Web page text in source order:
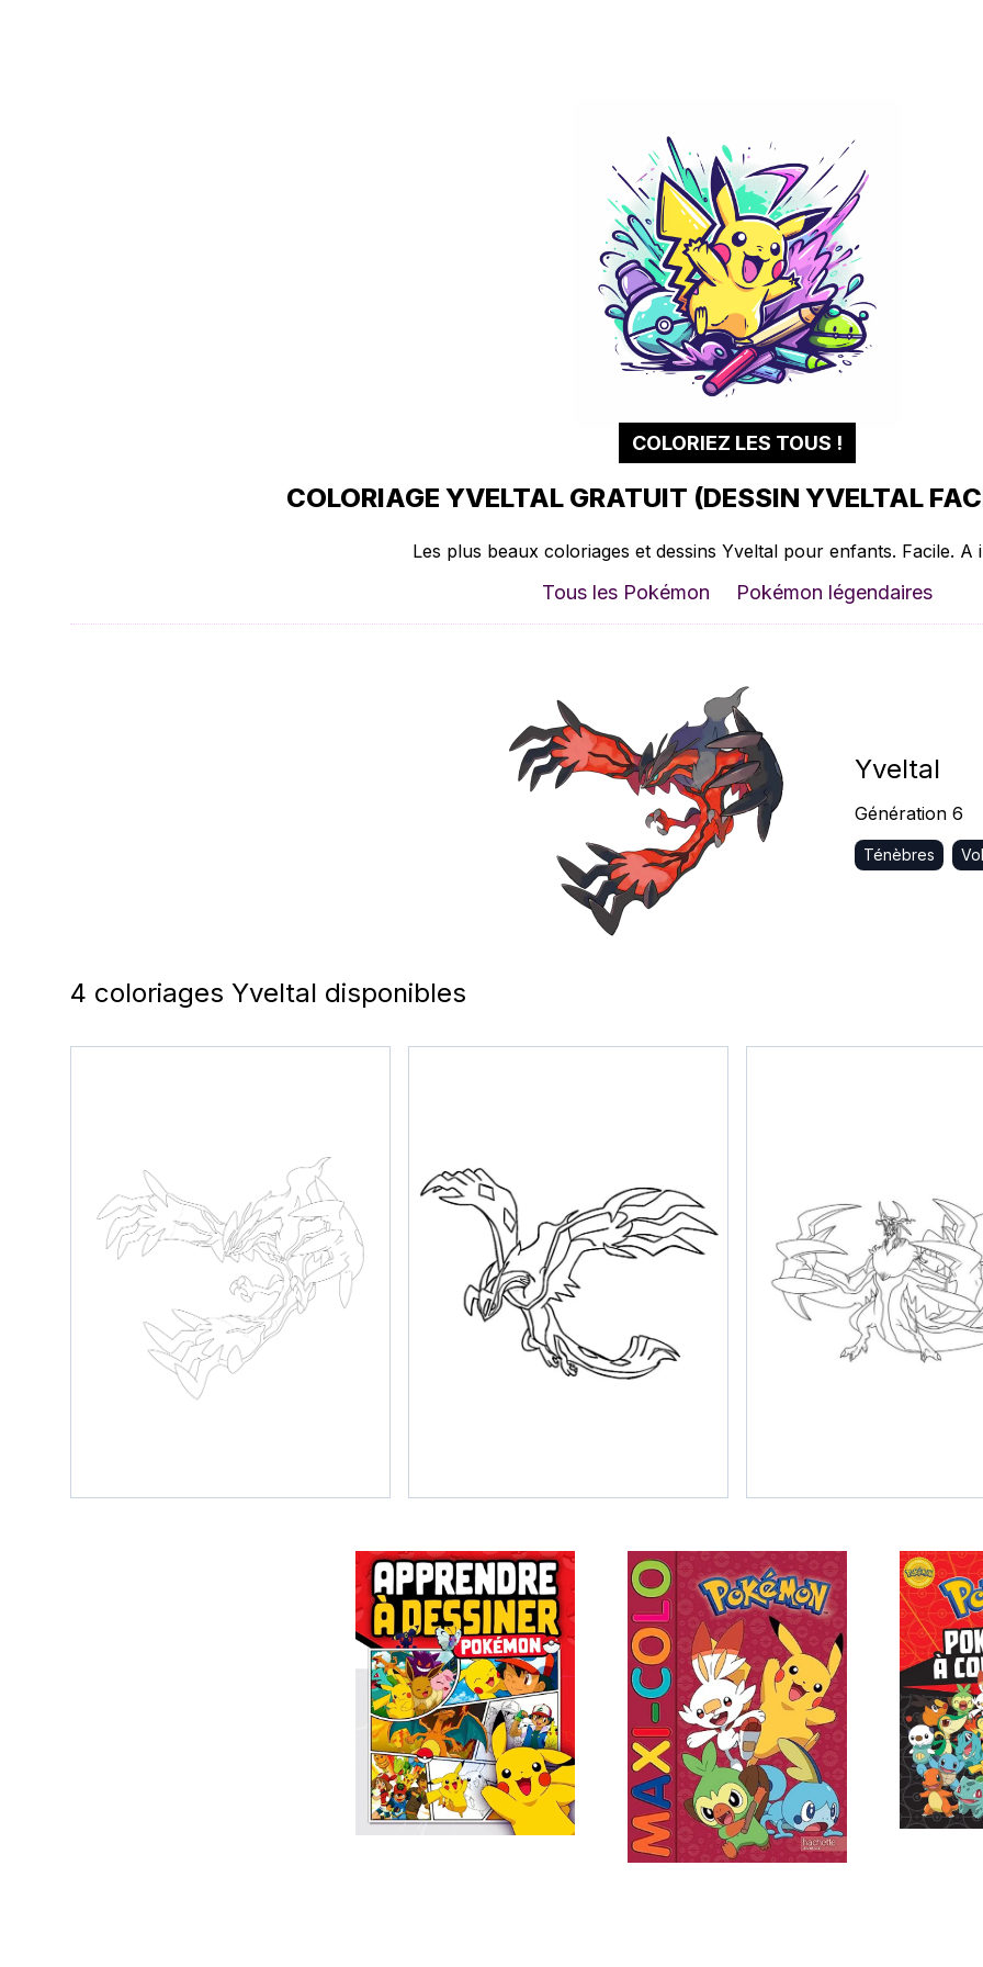
COLORIEZ LES TOUS !
COLORIAGE YVELTAL GRATUIT (DESSIN YVELTAL
Les plus beaux coloriages et dessins Yveltal pour enfants. Facile. A
Tous les Pokémon Pokémon légendaires
Yveltal
Génération 6
Ténèbres Vol
4 coloriages Yveltal disponibles